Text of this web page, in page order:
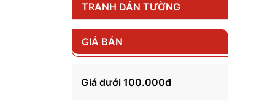
TRANH DÁN TƯỜNG
GIÁ BÁN
Giá dưới 100.000đ